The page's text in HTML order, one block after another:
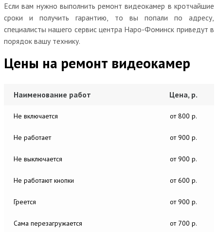
Если вам нужно выполнить ремонт видеокамер в кротчайшие
сроки и получить гарантию, то вы попали по адресу,
специалисты нашего сервис центра Наро-Фоминск приведут в
порядок вашу технику.
Цены на ремонт видеокамер
Наименование работ Цена, р.
Не включается от 800 р.
Не работает от 900 р.
Не выключается от 900 р.
Не работают кнопки от 600 р.
Греется от 900 р.
Сама перезагружается от 700 р.